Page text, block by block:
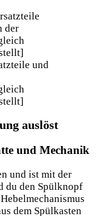
und
auslöst
und Mechanik
und ist mit der
du den Spülknopf
dem Spülkasten